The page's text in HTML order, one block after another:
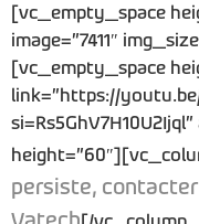
[vc_empty_space
image=”7411″
[vc_empty_space
link=”https://youtu.be/
persiste,
Vatech[/